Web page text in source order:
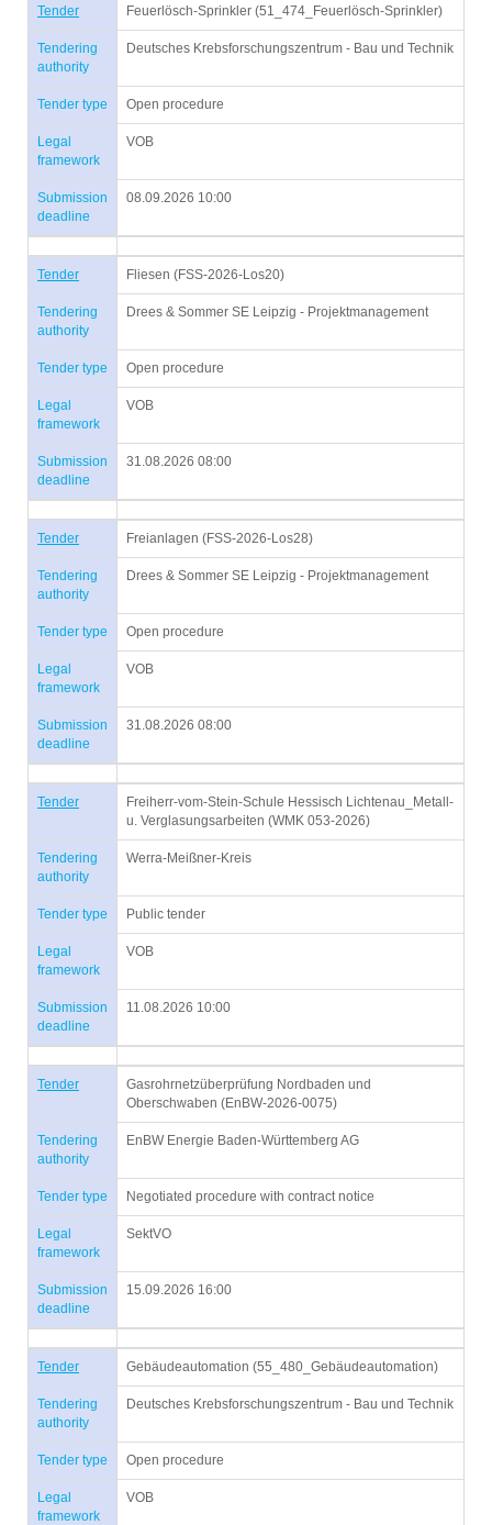
Tender Feuerlösch-Sprinkler (51_474_Feuerlösch-Sprinkler)
Tendering
authority
Deutsches Krebsforschungszentrum - Bau und Technik
Tender type Open procedure
Legal
framework
VOB
Submission
deadline
08.09.2026 10:00
Tender Fliesen (FSS-2026-Los20)
Tendering
authority
Drees & Sommer SE Leipzig - Projektmanagement
Tender type Open procedure
Legal
framework
VOB
Submission
deadline
31.08.2026 08:00
Tender Freianlagen (FSS-2026-Los28)
Tendering
authority
Drees & Sommer SE Leipzig - Projektmanagement
Tender type Open procedure
Legal
framework
VOB
Submission
deadline
31.08.2026 08:00
Tender
Freiherr-vom-Stein-Schule Hessisch Lichtenau_Metall-
u. Verglasungsarbeiten (WMK 053-2026)
Tendering
authority
Werra-Meißner-Kreis
Tender type Public tender
Legal
framework
VOB
Submission
deadline
11.08.2026 10:00
Tender
Gasrohrnetzüberprüfung Nordbaden und
Oberschwaben (EnBW-2026-0075)
Tendering
authority
EnBW Energie Baden-Württemberg AG
Tender type Negotiated procedure with contract notice
Legal
framework
SektVO
Submission
deadline
15.09.2026 16:00
Tender Gebäudeautomation (55_480_Gebäudeautomation)
Tendering
authority
Deutsches Krebsforschungszentrum - Bau und Technik
Tender type Open procedure
Legal
framework
VOB